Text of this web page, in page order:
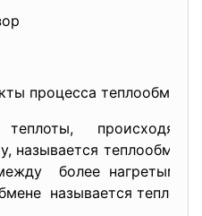
процесса теплообмена
теплоты,
называется
между более
называется